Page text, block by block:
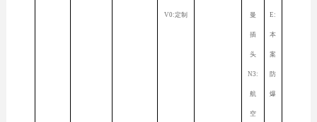
V0:定制 曼
插
头
N3:
航
空
E:
本
案
防
爆